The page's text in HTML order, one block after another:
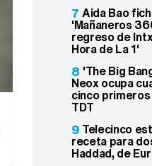
7 Aida Bao
'Mañaneros
regreso de
Hora de La 1'
8 'The Big
Neox ocupa
cinco
TDT
9 Telecinco
receta para
Haddad, de